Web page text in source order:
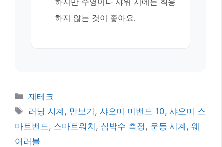
하지 않는 것이 좋아요.
카
테
리
재테크
태
그
러닝 시계 , 만보기 ,샤오미 미밴드 10,샤오미 스
마트밴드, 스마트워치 , 심박수 측정, 운동 시계 , 웨
어러블